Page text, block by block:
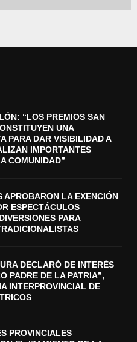
“LOS PREMIOS SAN
UNA
PARA DAR VISIBILIDAD A
IMPORTANTES
COMUNIDAD”
APROBARON LA EXENCIÓN
ESPECTÁCULOS
PARA
DECLARÓ DE INTERÉS
PADRE DE LA PATRIA”,
INTERPROVINCIAL DE
PROVINCIALES